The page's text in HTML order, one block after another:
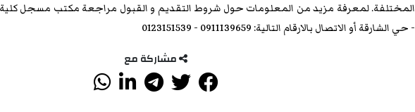
المختلفة. لمعرفة مزيد من المعلومات حول شروط التقديم و القبول مراجعة مكتب مسجل كلية
- حي الشارقة أو الاتصال بالارقام التالية: 0911139659 - 0123151539
مشاركة مع